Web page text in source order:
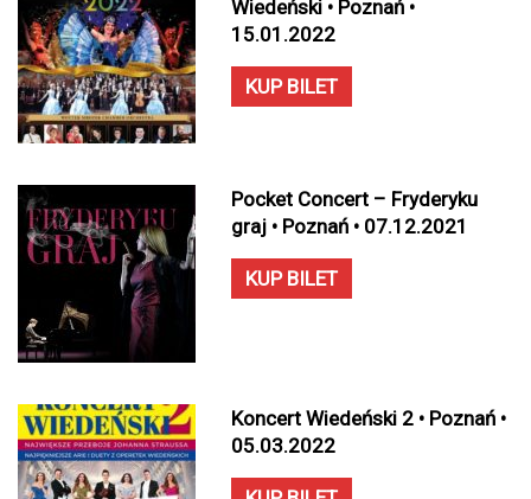
Wiedeński • Poznań •
15.01.2022
KUP BILET
Pocket Concert – Fryderyku
graj • Poznań • 07.12.2021
KUP BILET
Koncert Wiedeński 2 • Poznań •
05.03.2022